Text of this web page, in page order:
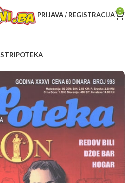
PRIJAVA / REGISTRACIJA 0
STRIPOTEKA